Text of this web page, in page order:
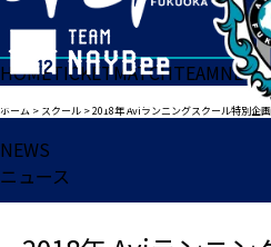
HOMETICKETMATCHTEAMNEWS
ホーム > スクール >2018年 Aviランニングスクール特別企
NEWS
ニュース